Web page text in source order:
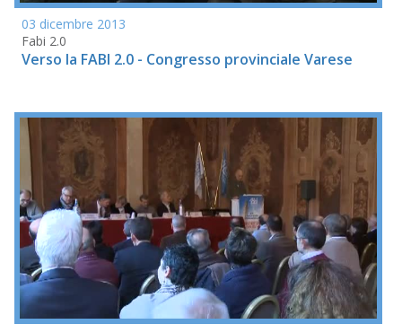
03 dicembre 2013
Fabi 2.0
Verso la FABI 2.0 - Congresso provinciale Varese